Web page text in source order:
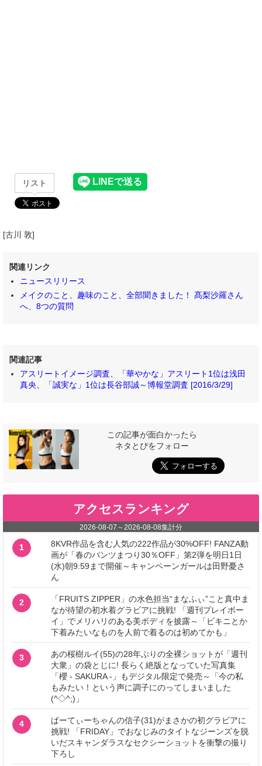
リスト
[古川 敦]
関連リンク
ニュースリリース
メイクのこと、趣味のこと、全部聞きました！ 髙梨沙羅さん
へ、8つの質問
関連記事
アスリートイメージ調査、「華やかな」アスリート1位は浅田
真央、「誠実な」1位は長谷部誠～博報堂調査 [2016/3/29]
この記事が面白かったら
ネタとぴをフォロー
アクセスランキング
2026-08-07 ～2026-08-08集計分
1
8KVR作品を含む人気の222作品が30%OFF! FANZA動
画が「春のパンツまつり30％OFF」第2弾を明日1日
(水)朝9:59まで開催～キャンペーンガールは田野憂さ
ん
2
「FRUITS ZIPPER」の水色担当“まなふぃ”こと真中ま
なが待望の初水着グラビアに挑戦! 「週刊プレイボー
イ」でメリハリのある美ボディを披露～「ビキニとか
下着みたいなものを人前で着るのは初めてかも」
3
あの桜樹ルイ(55)の28年ぶりの全裸ショットが「週刊
大衆」の袋とじに! 長らく絶版となっていた写真集
「櫻 - SAKURA -」もデジタル限定で発売～「今の私
もみたい！という声に調子にのってしまいました
(^◇^;)」
4
ぱーてぃーちゃんの信子(31)がまさかの初グラビアに
挑戦! 「FRIDAY」でおなじみのタイトなジーンズを脱
いだスキャンダラスなセクシーショットを衝撃の撮り
下ろし